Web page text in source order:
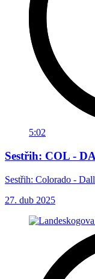
5:02
Sestřih: COL -
Sestřih: Colorado -
27. dub 2025